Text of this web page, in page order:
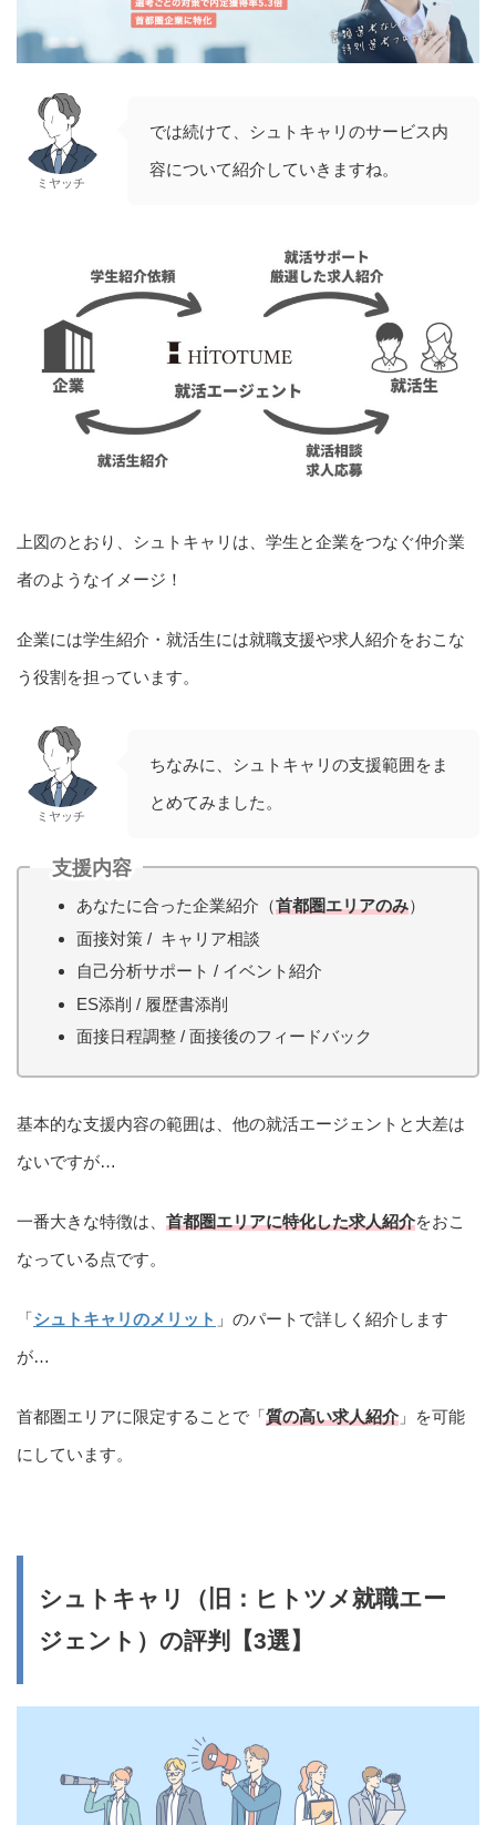
ミヤッチ
では続けて、シュトキャリのサービス内
容について紹介していきますね。
上図のとおり、シュトキャリは、学生と企業をつなぐ仲介業
者のようなイメージ！
企業には学生紹介・就活生には就職支援や求人紹介をおこな
う役割を担っています。
ミヤッチ
ちなみに、シュトキャリの支援範囲をま
とめてみました。
支援内容
あなたに合った企業紹介（首都圏エリアのみ）
面接対策 / キャリア相談
自己分析サポート / イベント紹介
ES添削 / 履歴書添削
面接日程調整 / 面接後のフィードバック
基本的な支援内容の範囲は、他の就活エージェントと大差は
ないですが…
一番大きな特徴は、 首都圏エリアに特化した求人紹介をおこ
なっている点です。
「シュトキャリのメリット 」のパートで詳しく紹介します
が…
首都圏エリアに限定することで「質の高い求人紹介 」を可能
にしています。
シュトキャリ（旧：ヒトツメ就職エー
ジェント）の評判【3選】